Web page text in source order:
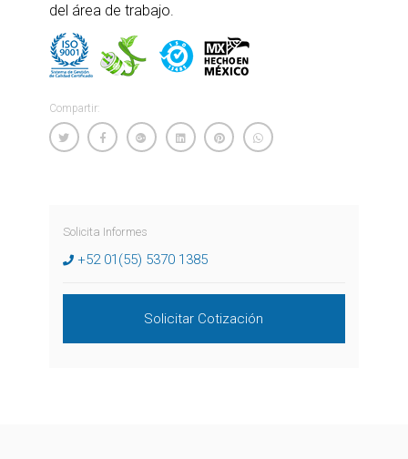
del área de trabajo.
Compartir:
Solicita Informes
+52 01(55) 5370 1385
Solicitar Cotización